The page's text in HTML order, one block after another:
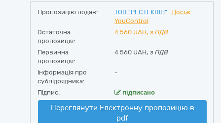
Пропозицію подав: ТОВ "РЕСТЕКВІП"
Досьє
YouControl
Остаточна
пропозиція:
4 560 UAH, з ПДВ
Первинна
пропозиція:
4 560 UAH, з ПДВ
Інформація про
субпідрядника:
-
Підпис: підписано
Переглянути Електронну пропозицію в
pdf